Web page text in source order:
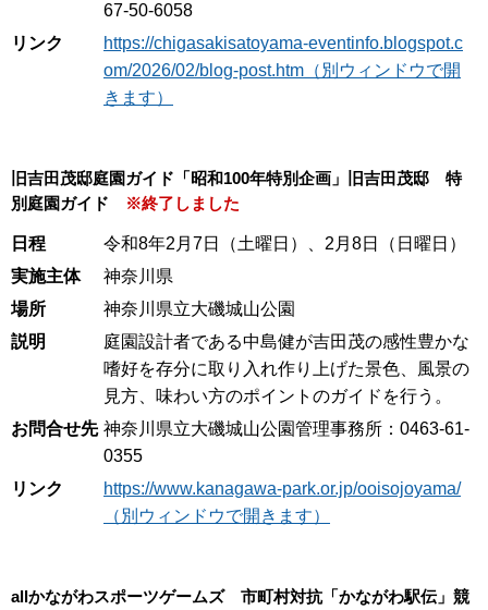
67-50-6058
リンク
https://chigasakisatoyama-eventinfo.blogspot.c
om/2026/02/blog-post.htm（別ウィンドウで開
きます）
旧吉田茂邸庭園ガイド「昭和100年特別企画」旧吉田茂邸 特
別庭園ガイド
※終了しました
日程
令和8年2月7日（土曜日）、2月8日（日曜日）
実施主体
神奈川県
場所
神奈川県立大磯城山公園
説明
庭園設計者である中島健が吉田茂の感性豊かな
嗜好を存分に取り入れ作り上げた景色、風景の
見方、味わい方のポイントのガイドを行う。
お問合せ先 神奈川県立大磯城山公園管理事務所：0463-61-
0355
リンク
https://www.kanagawa-park.or.jp/ooisojoyama/
（別ウィンドウで開きます）
allかながわスポーツゲームズ 市町村対抗「かながわ駅伝」競